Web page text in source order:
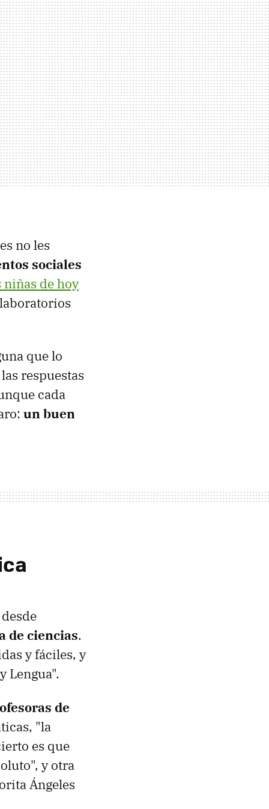
no les
sociales
niñas de hoy
que lo
respuestas
cada
un buen
de ciencias.
y fáciles, y
Lengua".
de
"la
es que
y otra
Ángeles